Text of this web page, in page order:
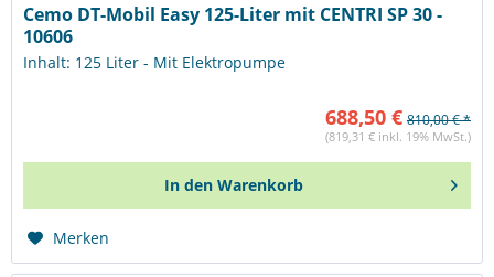
Cemo DT-Mobil Easy 125-Liter mit CENTRI SP 30 -
10606
Inhalt: 125 Liter - Mit Elektropumpe
688,50 € 810,00 € *
(819,31 € inkl. 19% MwSt.)
In den Warenkorb
Merken